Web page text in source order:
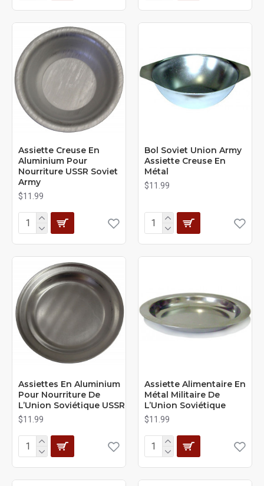
Assiette Creuse En
Aluminium Pour
Nourriture USSR Soviet
Army
$11.99
Bol Soviet Union Army
Assiette Creuse En
Métal
$11.99
Assiettes En Aluminium
Pour Nourriture De
L’Union Soviétique USSR
$11.99
Assiette Alimentaire En
Métal Militaire De
L’Union Soviétique
$11.99